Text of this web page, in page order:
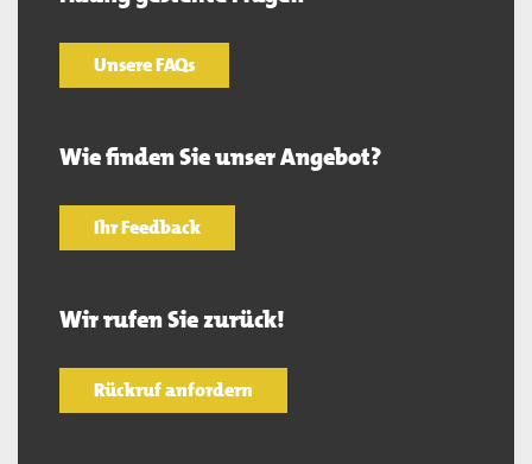
Unsere FAQs
Wie finden Sie unser Angebot?
Ihr Feedback
Wir rufen Sie zurück!
Rückruf anfordern